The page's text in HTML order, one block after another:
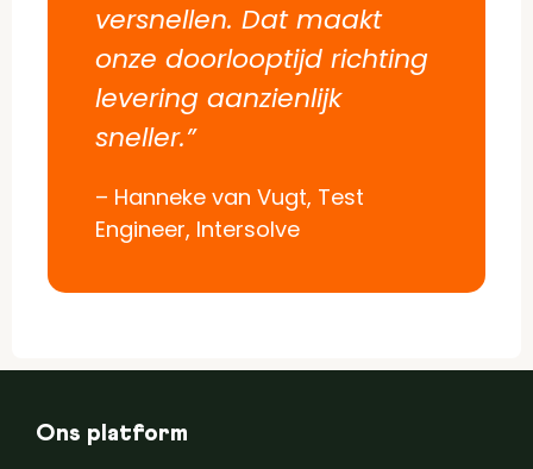
versnellen. Dat maakt
onze doorlooptijd richting
levering aanzienlijk
sneller.”
– Hanneke van Vugt, Test
Engineer, Intersolve
Ons platform